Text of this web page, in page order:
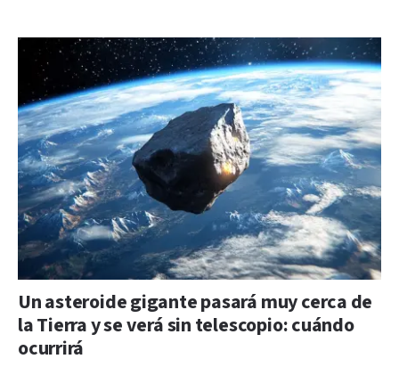
Un asteroide gigante pasará muy cerca de
la Tierra y se verá sin telescopio: cuándo
ocurrirá